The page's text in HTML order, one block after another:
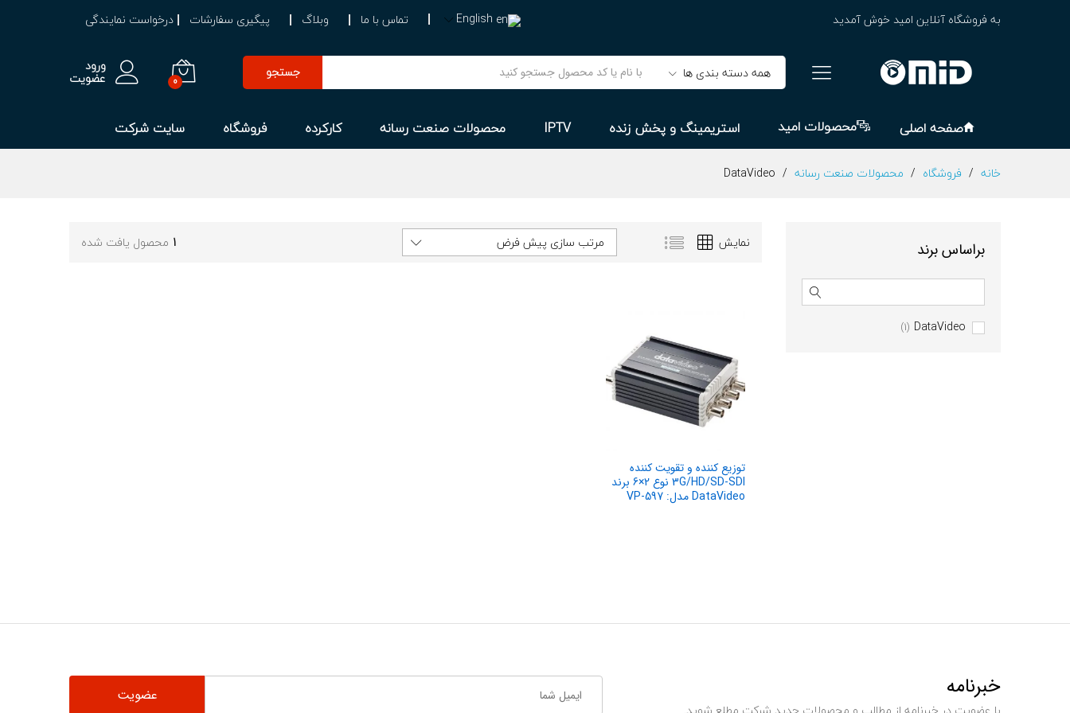
به فروشگاه آنلاین امید خوش آمدید تماس با ما وبلاگ پیگیری سفارشات درخواست نمایندگی
همه دسته بندی ها جستجو 0
ورود
عضویت
صفحه اصلی محصولات امید استریمینگ و پخش زنده IPTV محصولات صنعت رسانه کارکرده فروشگاه سایت شرکت
خانه / فروشگاه / محصولات صنعت رسانه /
DataVideo
1 محصول یافت شده نمایش مرتب سازی پیش فرض
توزیع کننده و تقویت کننده
3G/HD/SD-SDI نوع 2×6 برند
DataVideo مدل: VP-597
براساس برند
DataVideo
(1)
خبرنامه